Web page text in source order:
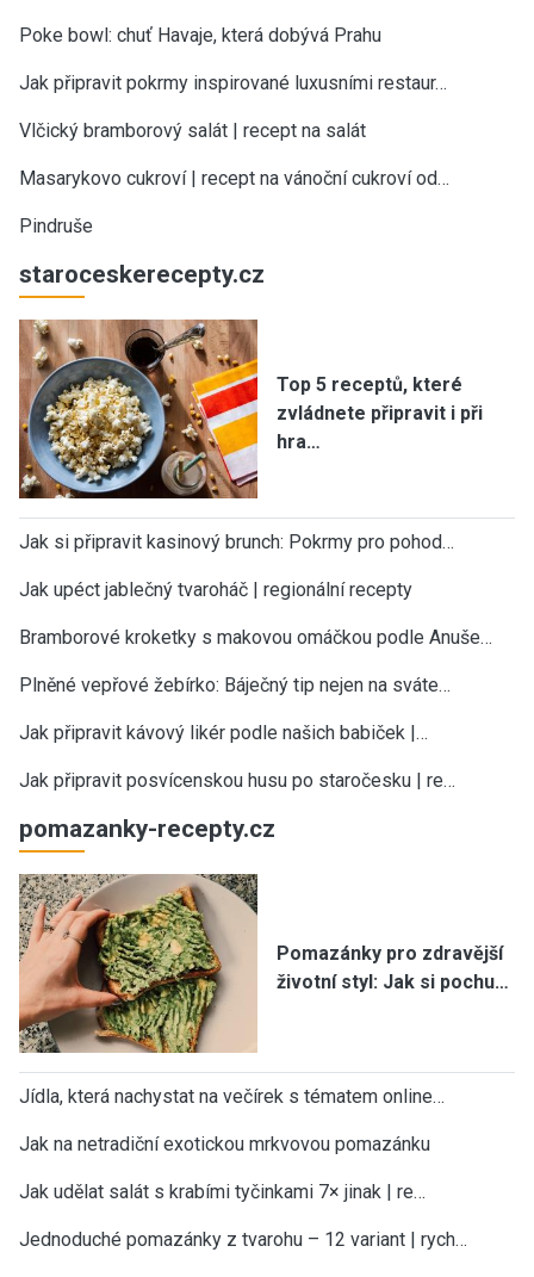
Poke bowl: chuť Havaje, která dobývá Prahu
Jak připravit pokrmy inspirované luxusními restaur…
Vlčický bramborový salát | recept na salát
Masarykovo cukroví | recept na vánoční cukroví od…
Pindruše
staroceskerecepty.cz
Top 5 receptů, které
zvládnete připravit i při
hra…
Jak si připravit kasinový brunch: Pokrmy pro pohod…
Jak upéct jablečný tvaroháč | regionální recepty
Bramborové kroketky s makovou omáčkou podle Anuše…
Plněné vepřové žebírko: Báječný tip nejen na sváte…
Jak připravit kávový likér podle našich babiček |…
Jak připravit posvícenskou husu po staročesku | re…
pomazanky-recepty.cz
Pomazánky pro zdravější
životní styl: Jak si pochu…
Jídla, která nachystat na večírek s tématem online…
Jak na netradiční exotickou mrkvovou pomazánku
Jak udělat salát s krabími tyčinkami 7× jinak | re…
Jednoduché pomazánky z tvarohu – 12 variant | rych…